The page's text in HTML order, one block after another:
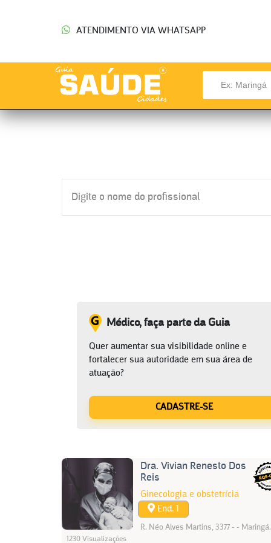
ATENDIMENTO VIA WHATSAPP
Médico, faça parte da Guia
Quer aumentar sua visibilidade online e
fortalecer sua autoridade em sua área de
atuação?
CADASTRE-SE
1230 Visualizações
Dra. Vivian Renesto Dos
Reis
Ginecologia e obstetrícia
End. 1
R. Néo Alves Martins, 3377 - -